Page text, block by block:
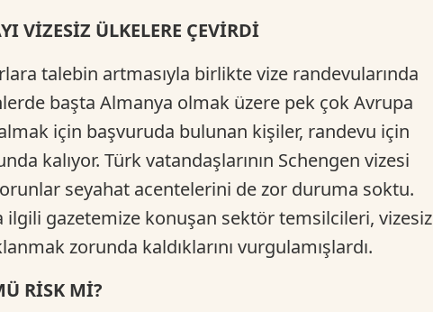
VİZESİZ ÜLKELERE ÇEVİRDİ
talebin artmasıyla birlikte vize randevularında
başta Almanya olmak üzere pek çok Avrupa
için başvuruda bulunan kişiler, randevu için
kalıyor. Türk vatandaşlarının Schengen vizesi
seyahat acentelerini de zor duruma soktu.
gazetemize konuşan sektör temsilcileri, vizesiz
zorunda kaldıklarını vurgulamışlardı.
RİSK Mİ?